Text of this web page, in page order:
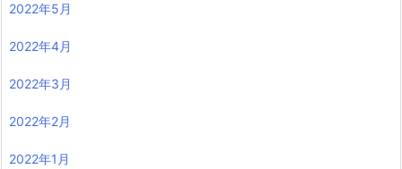
2022年5月
2022年4月
2022年3月
2022年2月
2022年1月